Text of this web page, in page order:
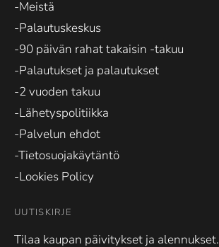
-Meistä
-Palautuskeskus
-90 päivän rahat takaisin -takuu
-Palautukset ja palautukset
-2 vuoden takuu
-Lähetyspolitiikka
-Palvelun ehdot
-Tietosuojakäytäntö
-Lookies Policy
UUTISKIRJE
Tilaa kaupan päivitykset ja alennukset.